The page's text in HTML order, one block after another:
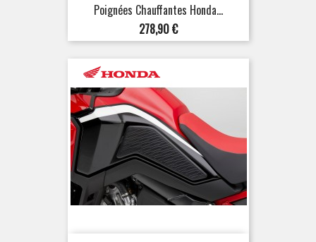
Poignées Chauffantes Honda...
Prix
278,90 €